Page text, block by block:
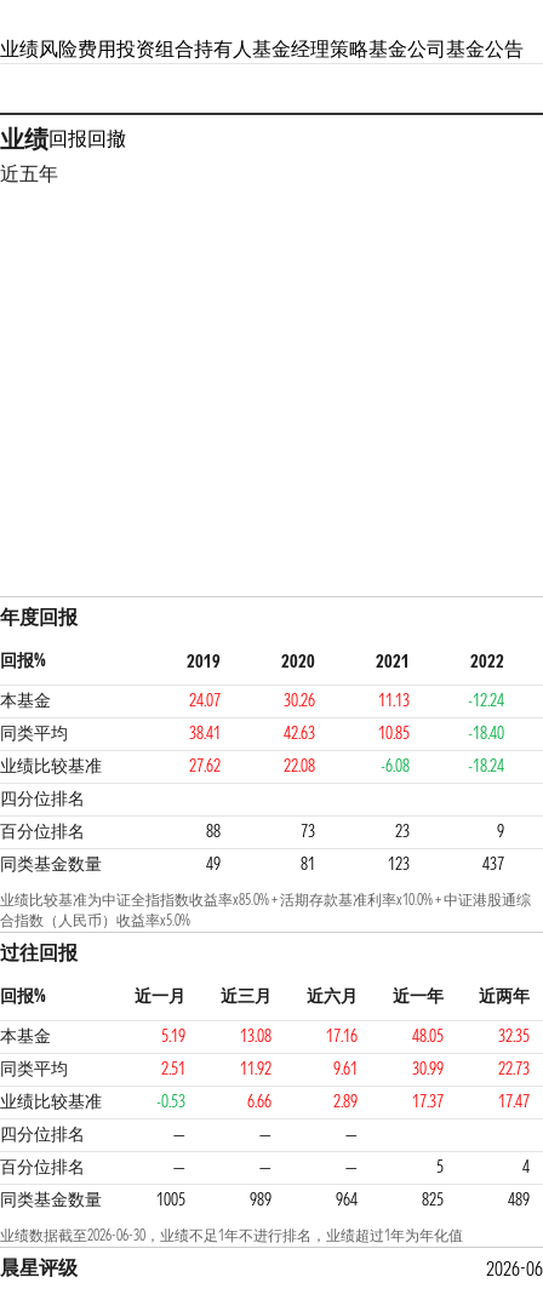
业绩风险费用投资组合持有人基金经理策略基金公司基金公告
业绩回报回撤
近五年
年度回报
回报% 2019 2020 2021
2022
本基金
24.07 30.26 11.13
-12.24
同类平均
38.41 42.63 10.85
-18.40
业绩比较基准
27.62 22.08 -6.08
-18.24
四分位排名
4 3 1 1 1
百分位排名 88 73 23
9
同类基金数量
49 81 123 437
业绩比较基准为中证全指指数收益率x85.0% + 活期存款基准利率x10.0% + 中证港股通综
合指数（人民币）收益率x5.0%
过往回报
回报% 近一月 近三月 近六月 近一年
近两年
本基金
5.19 13.08 17.16 48.05
32.35
同类平均
2.51 11.92 9.61 30.99
22.73
业绩比较基准
-0.53 6.66 2.89 17.37
17.47
四分位排名
— — —
1 1 1
百分位排名 — — — 5
4
同类基金数量
1005 989 964 825 489
业绩数据截至2026-06-30，业绩不足1年不进行排名，业绩超过1年为年化值
晨星评级 2026-06